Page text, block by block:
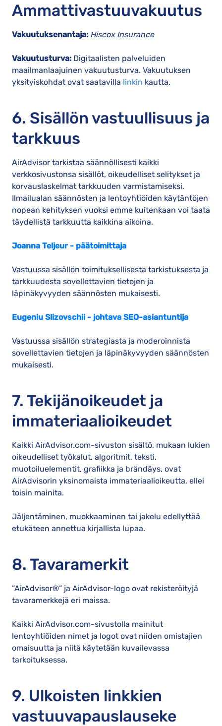
Ammattivastuuvakuutus
Vakuutuksenantaja: Hiscox Insurance
Vakuutusturva: Digitaalisten palveluiden
maailmanlaajuinen vakuutusturva. Vakuutuksen
yksityiskohdat ovat saatavilla linkin kautta.
6. Sisällön vastuullisuus ja
tarkkuus
AirAdvisor tarkistaa säännöllisesti kaikki
verkkosivustonsa sisällöt, oikeudelliset selitykset ja
korvauslaskelmat tarkkuuden varmistamiseksi.
Ilmailualan säännösten ja lentoyhtiöiden käytäntöjen
nopean kehityksen vuoksi emme kuitenkaan voi taata
täydellistä tarkkuutta kaikkina aikoina.
Joanna Teljeur - päätoimittaja
Vastuussa sisällön toimituksellisesta tarkistuksesta ja
tarkkuudesta sovellettavien tietojen ja
läpinäkyvyyden säännösten mukaisesti.
Eugeniu Slizovschii - johtava SEO-asiantuntija
Vastuussa sisällön strategiasta ja moderoinnista
sovellettavien tietojen ja läpinäkyvyyden säännösten
mukaisesti.
7. Tekijänoikeudet ja
immateriaalioikeudet
Kaikki AirAdvisor.com-sivuston sisältö, mukaan lukien
oikeudelliset työkalut, algoritmit, teksti,
muotoiluelementit, grafiikka ja brändäys, ovat
AirAdvisorin yksinomaista immateriaalioikeutta, ellei
toisin mainita.
Jäljentäminen, muokkaaminen tai jakelu edellyttää
etukäteen annettua kirjallista lupaa.
8. Tavaramerkit
”AirAdvisor®” ja AirAdvisor-logo ovat rekisteröityjä
tavaramerkkejä eri maissa.
Kaikki AirAdvisor.com-sivustolla mainitut
lentoyhtiöiden nimet ja logot ovat niiden omistajien
omaisuutta ja niitä käytetään kuvailevassa
tarkoituksessa.
9. Ulkoisten linkkien
vastuuvapauslauseke